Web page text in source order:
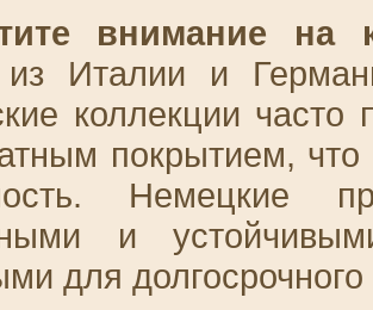
внимание на
Италии и
коллекции
покрытием, что
Немецкие
и
для